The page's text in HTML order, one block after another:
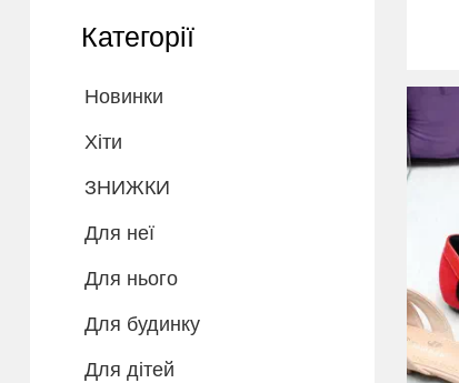
Категорії
Новинки
Хіти
ЗНИЖКИ
Для неї
Для нього
Для будинку
Для дітей